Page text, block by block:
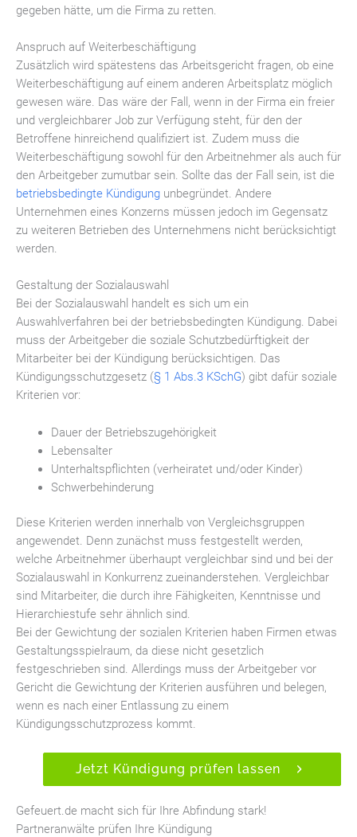
gegeben hätte, um die Firma zu retten.
Anspruch auf Weiterbeschäftigung
Zusätzlich wird spätestens das Arbeitsgericht fragen, ob eine
Weiterbeschäftigung auf einem anderen Arbeitsplatz möglich
gewesen wäre. Das wäre der Fall, wenn in der Firma ein freier
und vergleichbarer Job zur Verfügung steht, für den der
Betroffene hinreichend qualifiziert ist. Zudem muss die
Weiterbeschäftigung sowohl für den Arbeitnehmer als auch für
den Arbeitgeber zumutbar sein. Sollte das der Fall sein, ist die
betriebsbedingte Kündigung unbegründet. Andere
Unternehmen eines Konzerns müssen jedoch im Gegensatz
zu weiteren Betrieben des Unternehmens nicht berücksichtigt
werden.
Gestaltung der Sozialauswahl
Bei der Sozialauswahl handelt es sich um ein
Auswahlverfahren bei der betriebsbedingten Kündigung. Dabei
muss der Arbeitgeber die soziale Schutzbedürftigkeit der
Mitarbeiter bei der Kündigung berücksichtigen. Das
Kündigungsschutzgesetz (§ 1 Abs.3 KSchG) gibt dafür soziale
Kriterien vor:
Dauer der Betriebszugehörigkeit
Lebensalter
Unterhaltspflichten (verheiratet und/oder Kinder)
Schwerbehinderung
Diese Kriterien werden innerhalb von Vergleichsgruppen
angewendet. Denn zunächst muss festgestellt werden,
welche Arbeitnehmer überhaupt vergleichbar sind und bei der
Sozialauswahl in Konkurrenz zueinanderstehen. Vergleichbar
sind Mitarbeiter, die durch ihre Fähigkeiten, Kenntnisse und
Hierarchiestufe sehr ähnlich sind.
Bei der Gewichtung der sozialen Kriterien haben Firmen etwas
Gestaltungsspielraum, da diese nicht gesetzlich
festgeschrieben sind. Allerdings muss der Arbeitgeber vor
Gericht die Gewichtung der Kriterien ausführen und belegen,
wenn es nach einer Entlassung zu einem
Kündigungsschutzprozess kommt.
Jetzt Kündigung prüfen lassen
Gefeuert.de macht sich für Ihre Abfindung stark!
Partneranwälte prüfen Ihre Kündigung